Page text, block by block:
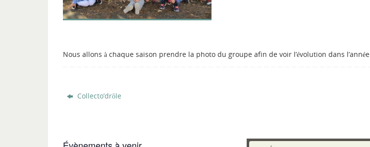
Nous allons à chaque saison prendre la photo du groupe afin de voir l’évolution dans l’année.
Collecto’drôle